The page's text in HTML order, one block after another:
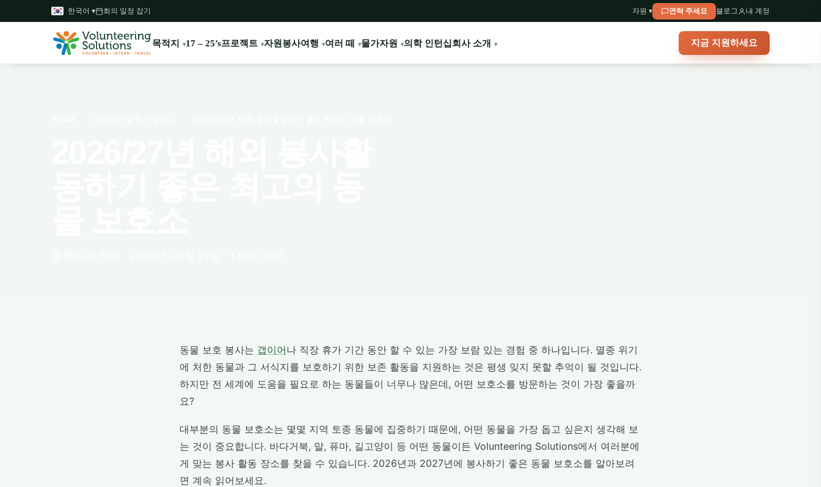
한국어 ▾ 회의 일정 잡기 자원 ▾ 연락 주세요 블로그 내 계정
목적지 17 – 25’s프로젝트 자원봉사여행 여러 떼 물가자원 의학 인턴십회사 소개 지금 지원하세요
동물 보호 봉사는 갭이어나 직장 휴가 기간 동안 할 수 있는 가장 보람 있는 경험 중 하나입니다. 멸종 위기
에 처한 동물과 그 서식지를 보호하기 위한 보존 활동을 지원하는 것은 평생 잊지 못할 추억이 될 것입니다.
하지만 전 세계에 도움을 필요로 하는 동물들이 너무나 많은데, 어떤 보호소를 방문하는 것이 가장 좋을까
요?
대부분의 동물 보호소는 몇몇 지역 토종 동물에 집중하기 때문에, 어떤 동물을 가장 돕고 싶은지 생각해 보
는 것이 중요합니다. 바다거북, 말, 퓨마, 길고양이 등 어떤 동물이든 Volunteering Solutions에서 여러분에
게 맞는 봉사 활동 장소를 찾을 수 있습니다. 2026년과 2027년에 봉사하기 좋은 동물 보호소를 알아보려
면 계속 읽어보세요.